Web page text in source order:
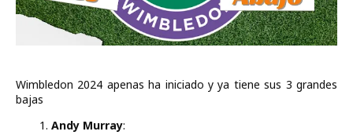
Wimbledon 2024 apenas ha iniciado y ya tiene sus 3 grandes
bajas
Andy Murray: